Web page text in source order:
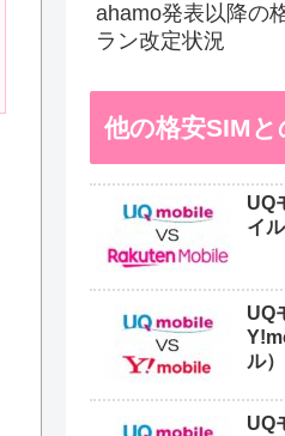
ahamo発表以降の
ラン改定状況
他の格安SIMと
UQ
イル
UQ
ル）
UQ